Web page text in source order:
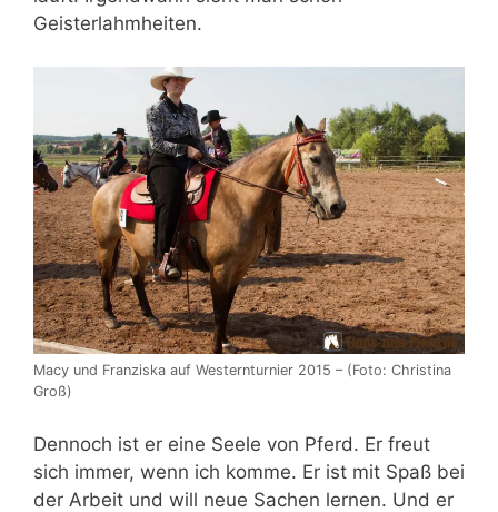
Geisterlahmheiten.
Macy und Franziska auf Westernturnier 2015 – (Foto: Christina
Groß)
Dennoch ist er eine Seele von Pferd. Er freut
sich immer, wenn ich komme. Er ist mit Spaß bei
der Arbeit und will neue Sachen lernen. Und er